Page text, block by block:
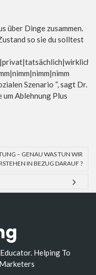
über Dinge zusammen.
so sie du solltest
Szenario “, sagt Dr.
um Ablehnung Plus
– GENAU WAS TUN WIR
IN BEZUG DARAUF ?
Helping To